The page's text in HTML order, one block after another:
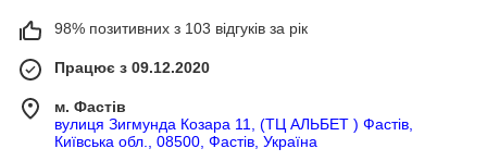
98% позитивних з 103 відгуків за рік
Працює з 09.12.2020
м. Фастів
вулиця Зигмунда Козара 11, (ТЦ АЛЬБЕТ ) Фастів,
Київська обл., 08500, Фастів, Україна